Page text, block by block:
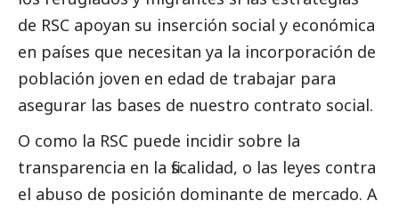
de RSC apoyan su inserción social y económica
en países que necesitan ya la incorporación de
población joven en edad de trabajar para
asegurar las bases de nuestro contrato social.
O como la RSC puede incidir sobre la
transparencia en la fiscalidad, o las leyes contra
el abuso de posición dominante de mercado. A